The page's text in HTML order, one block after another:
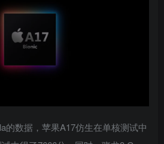
的数据，苹果A17仿生在单核测试中